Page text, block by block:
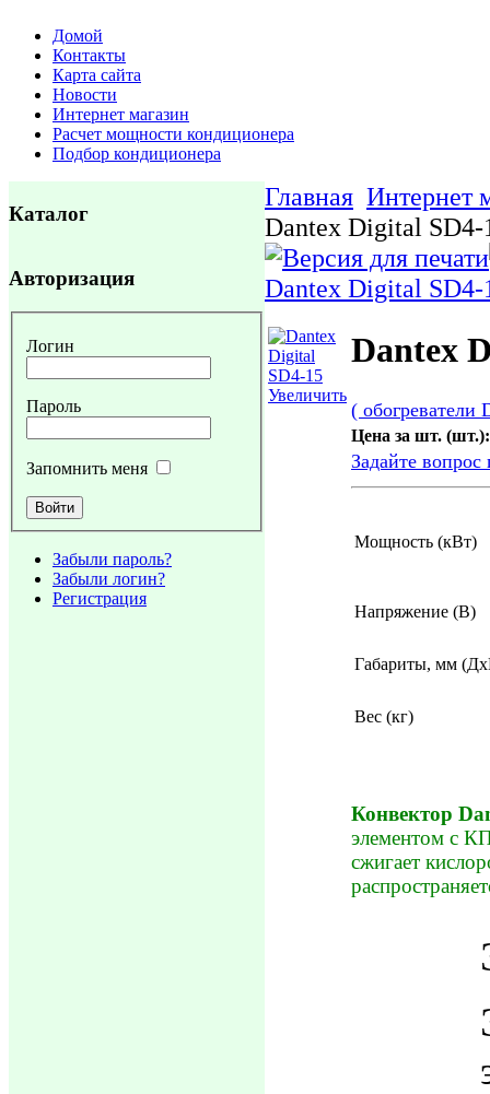
Домой
Контакты
Карта сайта
Новости
Интернет магазин
Расчет мощности кондиционера
Подбор кондиционера
Каталог
Авторизация
Логин
Пароль
Запомнить меня
Забыли пароль?
Забыли логин?
Регистрация
Главная Интернет
Dantex Digital SD4-
Dantex Digital SD4-
Увеличить
Dantex
( обогреватели
Цена за шт. (шт.):
Задайте вопрос
Мощность (кВт)
Напряжение (В)
Габариты, мм
Вес (кг)
Конвектор
элементом с
сжигает